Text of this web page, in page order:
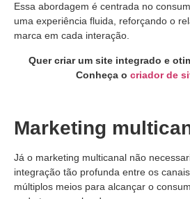
Essa abordagem é centrada no
uma experiência fluida, reforçando o
marca em cada interação.
Quer criar um site integrado e
Conheça o criador de
Marketing
Já o marketing multicanal não
integração tão profunda entre os
múltiplos meios para alcançar o